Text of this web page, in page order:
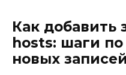
Как добавить
hosts: шаги
новых записей